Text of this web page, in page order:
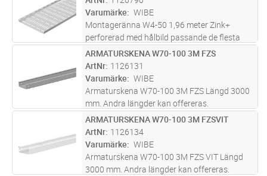
begäran.
Varumärke
WIBE
Montageränna W4-50 1,96 meter Zink+
perforerad med hålbild passande de flesta
klamringsmetoder.
ST Lägg i kundvagn
ARMATURSKENA W70-100 3M FZS
ArtNr 1126131
Varumärke
WIBE
Armaturskena W70-100 3M FZS Längd 3000
mm. Andra längder kan offereras.
ST Lägg i kundvagn
ARMATURSKENA W70-100 3M FZSVIT
ArtNr 1126134
Varumärke
WIBE
Armaturskena W70-100 3M FZS VIT Längd
3000 mm. Andra längder kan offereras.